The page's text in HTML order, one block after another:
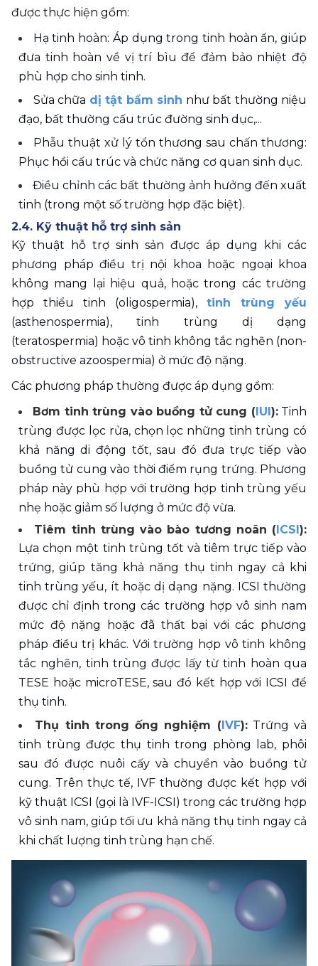
được thực hiện gồm:
Hạ tinh hoàn: Áp dụng trong tinh hoàn ẩn, giúp
đưa tinh hoàn về vị trí bìu để đảm bảo nhiệt độ
phù hợp cho sinh tinh.
Sửa chữa dị tật bẩm sinh như bất thường niệu
đạo, bất thường cấu trúc đường sinh dục,...
Phẫu thuật xử lý tổn thương sau chấn thương:
Phục hồi cấu trúc và chức năng cơ quan sinh dục.
Điều chỉnh các bất thường ảnh hưởng đến xuất
tinh (trong một số trường hợp đặc biệt).
2.4. Kỹ thuật hỗ trợ sinh sản
Kỹ thuật hỗ trợ sinh sản được áp dụng khi các
phương pháp điều trị nội khoa hoặc ngoại khoa
không mang lại hiệu quả, hoặc trong các trường
hợp thiểu tinh (oligospermia), tinh trùng yếu
(asthenospermia), tinh trùng dị dạng
(teratospermia) hoặc vô tinh không tắc nghẽn (non-
obstructive azoospermia) ở mức độ nặng.
Các phương pháp thường được áp dụng gồm:
Bơm tinh trùng vào buồng tử cung (IUI): Tinh
trùng được lọc rửa, chọn lọc những tinh trùng có
khả năng di động tốt, sau đó đưa trực tiếp vào
buồng tử cung vào thời điểm rụng trứng. Phương
pháp này phù hợp với trường hợp tinh trùng yếu
nhẹ hoặc giảm số lượng ở mức độ vừa.
Tiêm tinh trùng vào bào tương noãn (ICSI
Lựa chọn một tinh trùng tốt và tiêm trực tiếp vào
trứng, giúp tăng khả năng thụ tinh ngay cả khi
tinh trùng yếu, ít hoặc dị dạng nặng. ICSI thường
được chỉ định trong các trường hợp vô sinh nam
mức độ nặng hoặc đã thất bại với các phương
pháp điều trị khác. Với trường hợp vô tinh không
tắc nghẽn, tinh trùng được lấy từ tinh hoàn qua
TESE hoặc microTESE, sau đó kết hợp với ICSI để
thụ tinh.
Thụ tinh trong ống nghiệm (IVF): Trứng và
tinh trùng được thụ tinh trong phòng lab, phôi
sau đó được nuôi cấy và chuyển vào buồng tử
cung. Trên thực tế, IVF thường được kết hợp với
kỹ thuật ICSI (gọi là IVF-ICSI) trong các trường hợp
vô sinh nam, giúp tối ưu khả năng thụ tinh ngay cả
khi chất lượng tinh trùng hạn chế.